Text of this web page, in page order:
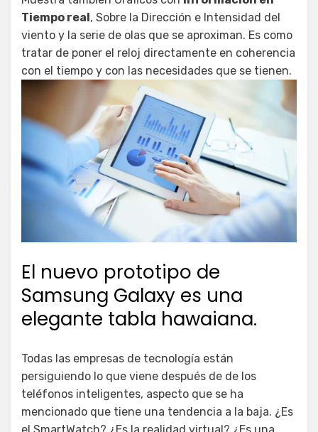
Tiempo real , Sobre la Dirección e Intensidad del
viento y la serie de olas que se aproximan. Es como
tratar de poner el reloj directamente en coherencia
con el tiempo y con las necesidades que se tienen.
El nuevo prototipo de
Samsung Galaxy es una
elegante tabla hawaiana.
Todas las empresas de tecnología están
persiguiendo lo que viene después de de los
teléfonos inteligentes, aspecto que se ha
mencionado que tiene una tendencia a la baja. ¿Es
el SmartWatch? ¿Es la realidad virtual? ¿Es una